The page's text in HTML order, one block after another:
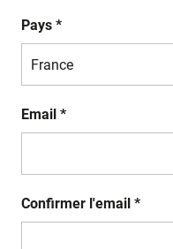
Pays *
Email *
Confirmer l'email *